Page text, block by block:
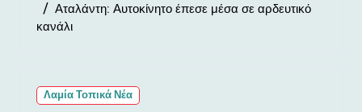
Αταλάντη: Αυτοκίνητο έπεσε μέσα σε αρδευτικό
κανάλι
Λαμία Τοπικά Νέα